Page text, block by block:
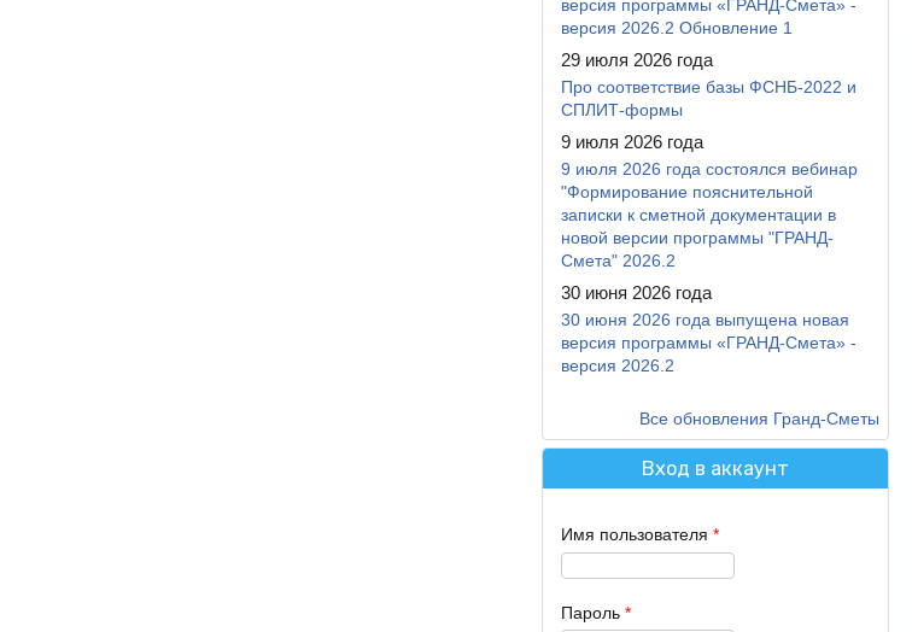
версия программы «ГРАНД-Смета» -
версия 2026.2 Обновление 1
29 июля 2026 года
Про соответствие базы ФСНБ-2022 и
СПЛИТ-формы
9 июля 2026 года
9 июля 2026 года состоялся вебинар
"Формирование пояснительной
записки к сметной документации в
новой версии программы "ГРАНД-
Смета" 2026.2
30 июня 2026 года
30 июня 2026 года выпущена новая
версия программы «ГРАНД-Смета» -
версия 2026.2
Все обновления Гранд-Сметы
Вход в аккаунт
Имя пользователя *
Пароль *